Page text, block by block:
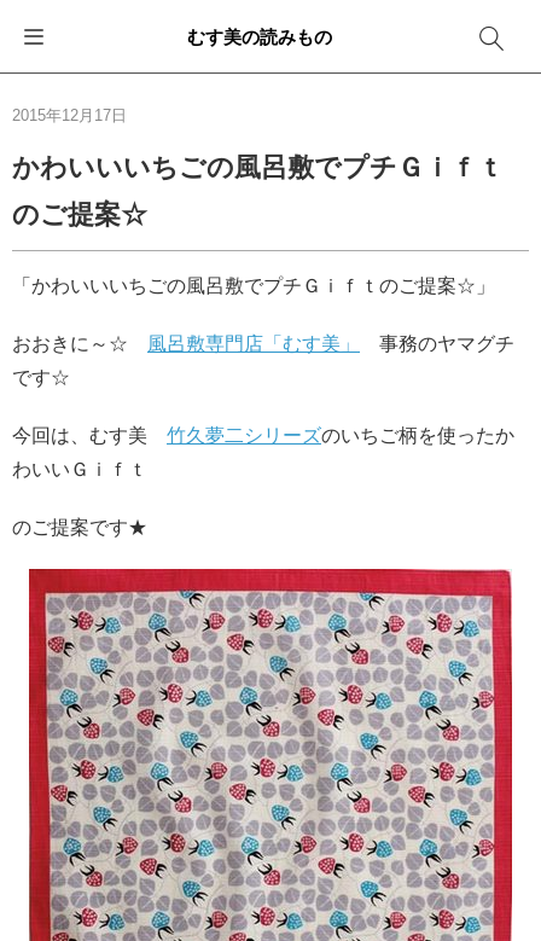
むす美の読みもの
2015年12月17日
かわいいいちごの風呂敷でプチＧｉｆｔ
のご提案☆
「かわいいいちごの風呂敷でプチＧｉｆｔのご提案☆」
おおきに～☆ 風呂敷専門店「むす美」
事務のヤマグチ
です☆
今回は、むす美 竹久夢二シリーズのいちご柄を使ったか
わいいＧｉｆｔ
のご提案です★
イベント・キャンペーン
新商品
メディア情報
その他
エコバッグ
おしゃれコーデバッグ
収納にもなるバッグ
箱を包む
お酒を包む
一番人気「花包み」
簡単「バッグアレンジ」
その他
ファッション
インテリア
アウトドア
雨の日
ママ・子育て
防災
卒業・入学
退職・異動
結婚
出産
海外の方へ